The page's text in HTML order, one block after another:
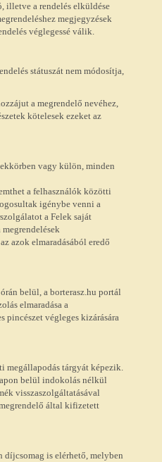
illetve a rendelés elküldése
megjegyzések
véglegessé válik.
státuszát nem módosítja,
a megrendelő nevéhez,
kötelesek ezeket az
vagy külön, minden
a felhasználók közötti
igénybe venni a
a Felek saját
azok elmaradásából eredő
belül, a borterasz.hu portál
elmaradása a
végleges kizárására
megállapodás tárgyát képezik.
belül indokolás nélkül
visszaszolgáltatásával
által kifizetett
díjcsomag is elérhető, melyben